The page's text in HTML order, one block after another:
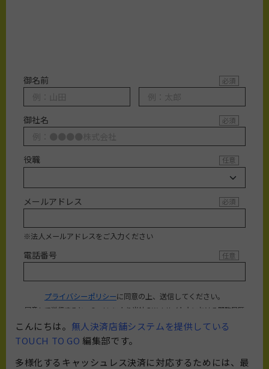
こんにちは。 無人決済店舗システムを提供している
TOUCH TO GO 編集部です。
多様化するキャッシュレス決済に対応するためには、最